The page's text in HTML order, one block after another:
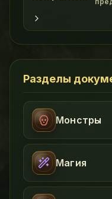
Разделы
Монстры
Магия